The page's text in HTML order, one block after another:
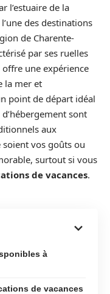
l’estuaire de la
des destinations
de Charente-
par ses ruelles
une expérience
la mer et
point de départ idéal
sont
aux
vos goûts ou
surtout si vous
de vacances.
à
de vacances